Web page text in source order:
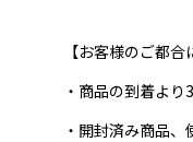
【お客様のご都
・商品の到着よ
・開封済み商品、